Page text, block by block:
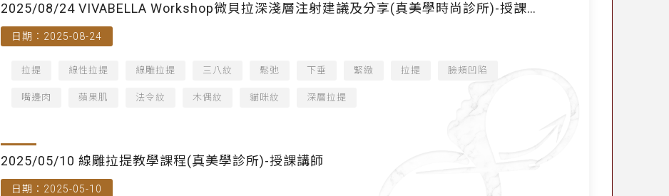
2025/08/24 VIVABELLA Workshop微貝拉深淺層注射建議及分享(真美學時尚診所)-授課
講師日期：2025-08-24
拉提 線性拉提 線雕拉提 三八紋 鬆弛 下垂 緊緻 拉提 臉頰凹陷
嘴邊肉 蘋果肌 法令紋 木偶紋 貓咪紋 深層拉提
2025/05/10 線雕拉提教學課程(真美學診所)-授課講師
日期：2025-05-10